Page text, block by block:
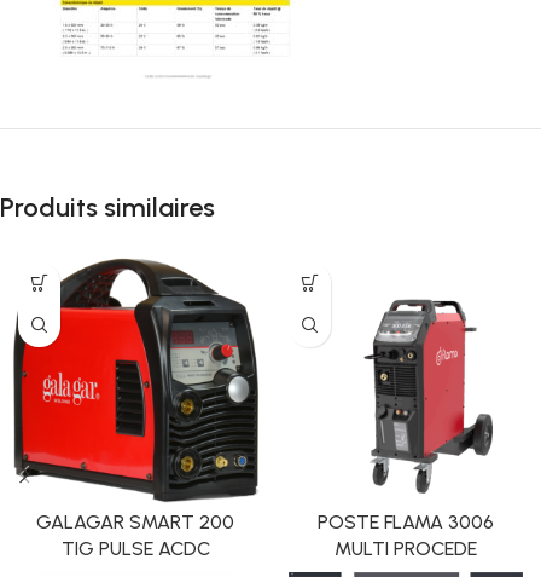
Produits similaires
GALAGAR SMART 200
TIG PULSE ACDC
POSTE FLAMA 3006
MULTI PROCEDE